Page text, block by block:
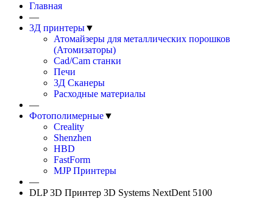
Главная
—
3Д принтеры▼
Атомайзеры для металлических порошков
(Атомизаторы)
Cad/Cam станки
Печи
3Д Сканеры
Расходные материалы
—
Фотополимерные▼
Creality
Shenzhen
HBD
FastForm
MJP Принтеры
—
DLP 3D Принтер 3D Systems NextDent 5100